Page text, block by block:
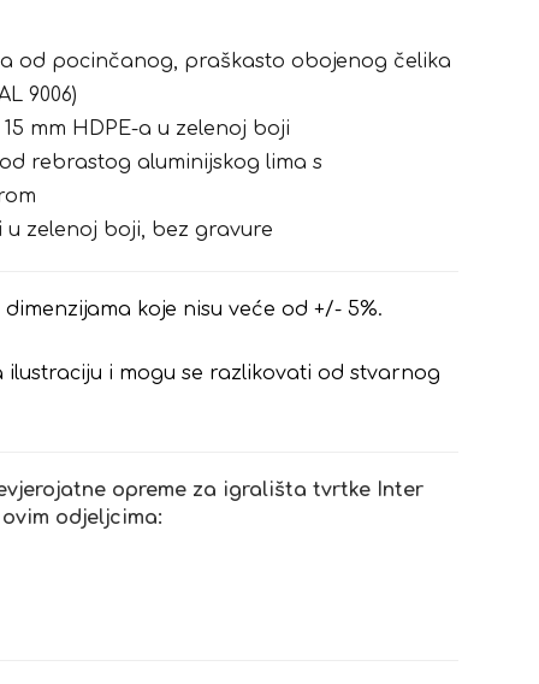
od pocinčanog, praškasto obojenog čelika
9006)
mm HDPE-a u zelenoj boji
rebrastog aluminijskog lima s
u zelenoj boji, bez gravure
koje nisu veće od +/- 5%.
ilustraciju i mogu se razlikovati od stvarnog
opreme za igrališta tvrtke Inter
odjeljcima: